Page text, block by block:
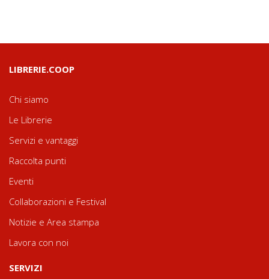
LIBRERIE.COOP
Chi siamo
Le Librerie
Servizi e vantaggi
Raccolta punti
Eventi
Collaborazioni e Festival
Notizie e Area stampa
Lavora con noi
SERVIZI